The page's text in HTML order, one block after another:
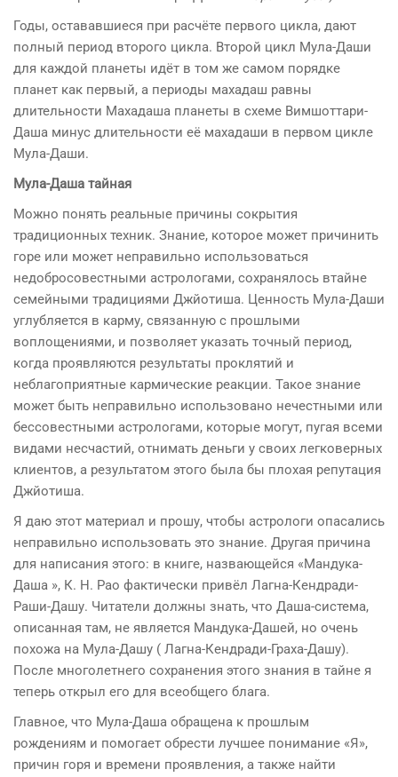
Годы, остававшиеся при расчёте первого цикла, дают
полный период второго цикла. Второй цикл Мула-Даши
для каждой планеты идёт в том же самом порядке
планет как первый, а периоды махадаш равны
длительности Махадаша планеты в схеме Вимшоттари-
Даша минус длительности её махадаши в первом цикле
Мула-Даши.
Мула-Даша тайная
Можно понять реальные причины сокрытия
традиционных техник. Знание, которое может причинить
горе или может неправильно использоваться
недобросовестными астрологами, сохранялось втайне
семейными традициями Джйотиша. Ценность Мула-Даши
углубляется в карму, связанную с прошлыми
воплощениями, и позволяет указать точный период,
когда проявляются результаты проклятий и
неблагоприятные кармические реакции. Такое знание
может быть неправильно использовано нечестными или
бессовестными астрологами, которые могут, пугая всеми
видами несчастий, отнимать деньги у своих легковерных
клиентов, а результатом этого была бы плохая репутация
Джйотиша.
Я даю этот материал и прошу, чтобы астрологи опасались
неправильно использовать это знание. Другая причина
для написания этого: в книге, назвающейся «Мандука-
Даша », К. Н. Рао фактически привёл Лагна-Кендради-
Раши-Дашу. Читатели должны знать, что Даша-система,
описанная там, не является Мандука-Дашей, но очень
похожа на Мула-Дашу ( Лагна-Кендради-Граха-Дашу).
После многолетнего сохранения этого знания в тайне я
теперь открыл его для всеобщего блага.
Главное, что Мула-Даша обращена к прошлым
рождениям и помогает обрести лучшее понимание «Я»,
причин горя и времени проявления, а также найти